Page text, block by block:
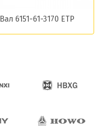
Вал 6151-61-3170 ETP